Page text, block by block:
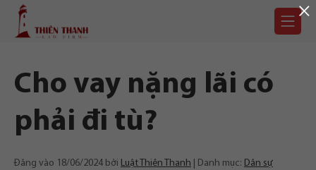
Chuyển
Trang
chủ
Cho vay nặng lãi có
phải đi tù?
Đăng vào 18/06/2024 bởi Luật Thiên Thanh Danh mục: Dân sự
×